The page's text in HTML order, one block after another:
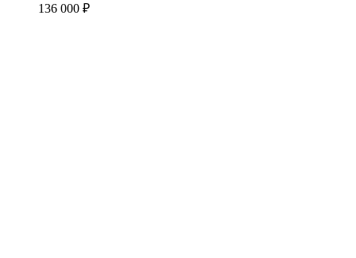
136 000 ₽